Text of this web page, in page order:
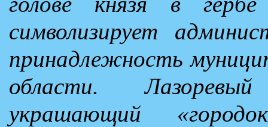
символизирует
принадлежность
области.
украшающий